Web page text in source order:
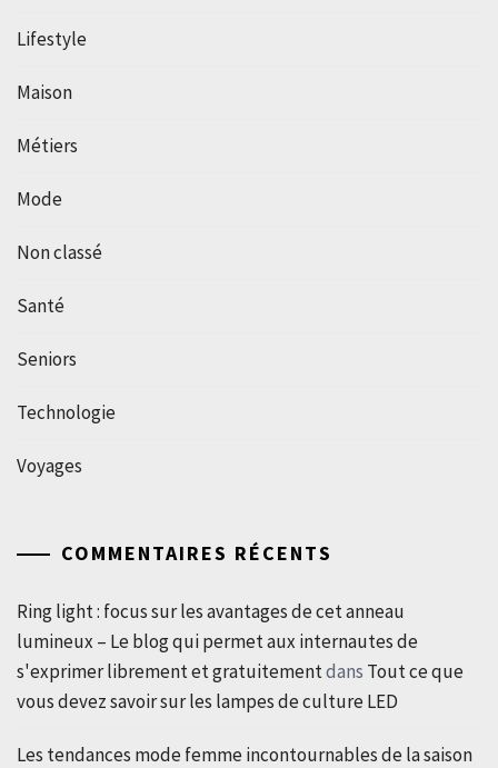
Lifestyle
Maison
Métiers
Mode
Non classé
Santé
Seniors
Technologie
Voyages
COMMENTAIRES RÉCENTS
Ring light : focus sur les avantages de cet anneau
lumineux – Le blog qui permet aux internautes de
s'exprimer librement et gratuitementdans Tout ce que
vous devez savoir sur les lampes de culture LED
Les tendances mode femme incontournables de la saison